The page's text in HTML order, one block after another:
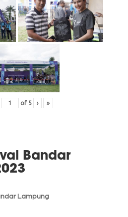
of 5 › »
Bandar
Lampung